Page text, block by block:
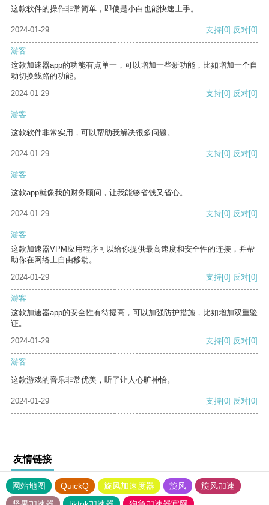
这款软件的操作非常简单，即使是小白也能快速上手。
2024-01-29 支持[0] 反对[0]
游客
这款加速器app的功能有点单一，可以增加一些新功能，比如增加一个自
动切换线路的功能。
2024-01-29
支持[0] 反对[0]
游客
这款软件非常实用，可以帮助我解决很多问题。
2024-01-29 支持[0] 反对[0]
游客
这款app就像我的财务顾问，让我能够省钱又省心。
2024-01-29 支持[0] 反对[0]
游客
这款加速器VPM应用程序可以给你提供最高速度和安全性的连接，并帮
助你在网络上自由移动。
2024-01-29
支持[0] 反对[0]
游客
这款加速器app的安全性有待提高，可以加强防护措施，比如增加双重验
证。
2024-01-29
支持[0] 反对[0]
游客
这款游戏的音乐非常优美，听了让人心旷神怡。
2024-01-29 支持[0] 反对[0]
友情链接
网站地图 QuickQ 旋风加速度器 旋风
旋风加速